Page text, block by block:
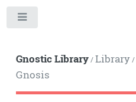
Gnostic Library/Library/
Gnosis